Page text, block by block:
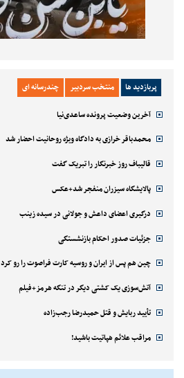
پربازدید ها منتخب سردبیر چندرسانه ای
آخرین وضعیت پرونده ساعدی‌نیا
محمدباقر خرازی به دادگاه ویژه روحانیت احضار شد
قالیباف روز خبرنگار را تبریک گفت
پالایشگاه سیزران منفجر شد+عکس
درگیری اعضای داعش و جولانی در سیده زینب
جزئیات صدور احکام بازنشستگی
چین هم پس از ایران و روسیه کارت فراصوت را رو کرد
آتش‌سوزی یک کشتی دیگر در تنگه هرمز+فیلم
تأیید ربایش و قتل حمیدرضا رجب‌زاده
مراقب علائم هپاتیت باشید!